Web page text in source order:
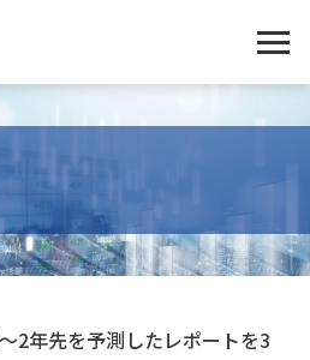
2年先を予測したレポートを3